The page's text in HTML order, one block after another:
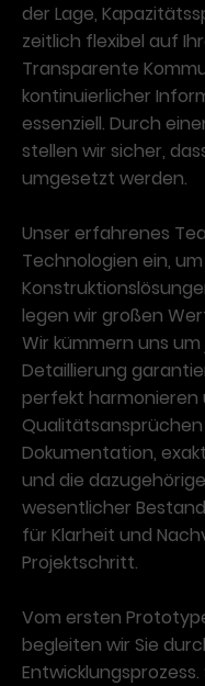
der Lage,
zeitlich flexibel auf
Transparente
kontinuierlicher
essenziell. Durch
stellen wir sicher,
umgesetzt werden.
Unser erfahrenes
Technologien ein,
legen wir großen
Wir kümmern uns
Detaillierung
perfekt
Qualitätsansprüchen
Dokumentation,
und die
wesentlicher
für Klarheit und
Projektschritt.
Vom ersten
begleiten wir Sie